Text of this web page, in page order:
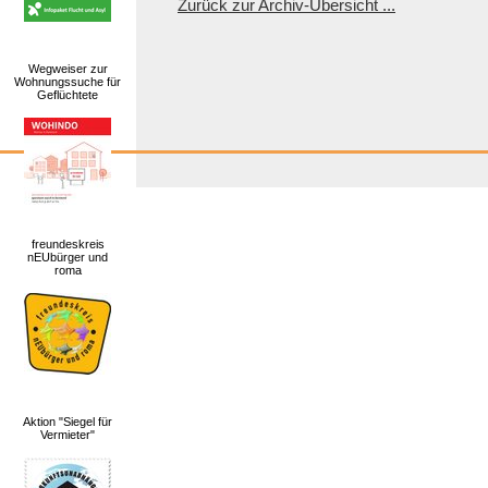
Wegweiser zur
Wohnungssuche für
Geflüchtete
freundeskreis
nEUbürger und
roma
Aktion "Siegel für
Vermieter"
Zurück zur Archiv-Übersicht ...